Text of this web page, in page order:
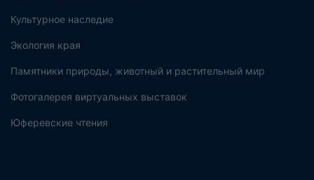
Культурное наследие
Экология края
Памятники природы, животный и растительный мир
Фотогалерея виртуальных выставок
Юферевские чтения